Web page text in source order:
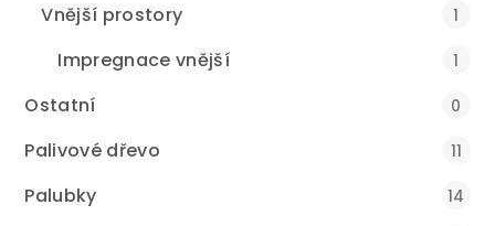
Vnější prostory 1
Impregnace vnější 1
Ostatní 0
Palivové dřevo 11
Palubky 14